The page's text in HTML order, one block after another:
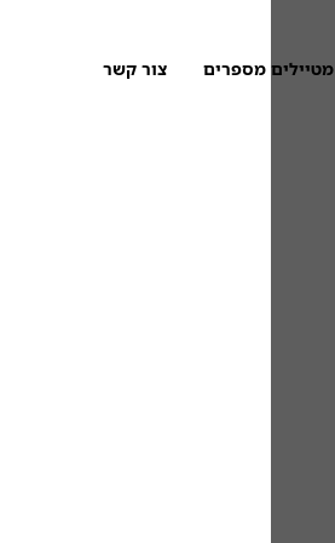
מטיילים מספרים צור קשר